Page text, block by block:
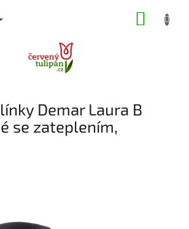
Demar Laura B
se zateplením,